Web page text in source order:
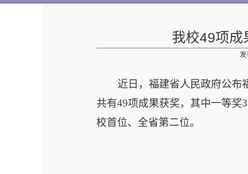
我校49项成
近日，福建省人民政府公布
共有49项成果获奖，其中一等奖3
校首位、全省第二位。